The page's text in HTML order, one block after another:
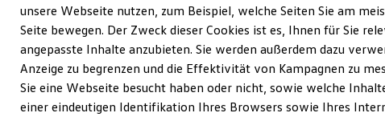
unsere Webseite nutzen, zum Beispiel, welche Seiten Sie am
Seite bewegen. Der Zweck dieser Cookies ist es, Ihnen für Sie
angepasste Inhalte anzubieten. Sie werden außerdem dazu
Anzeige zu begrenzen und die Effektivität von Kampagnen zu
Sie eine Webseite besucht haben oder nicht, sowie welche
einer eindeutigen Identifikation Ihres Browsers sowie Ihres